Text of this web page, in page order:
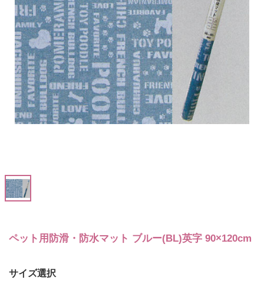
ペット用防滑・防水マット ブルー(BL)英字 90×120cm
サイズ選択